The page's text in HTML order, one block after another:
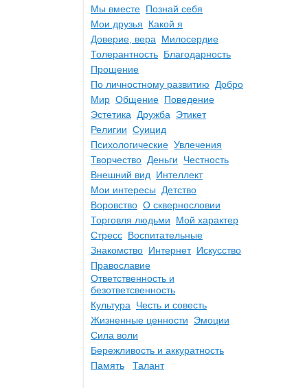
Мы вместе Познай себя
Мои друзья
Какой я
Доверие, вера
Милосердие
Толерантность Благодарность
Прощение
По личностному развитию
Добро
Мир Общение Поведение
Эстетика
Дружба
Этикет
Религии Суицид
Психологические Увлечения
Творчество Деньги
Честность
Внешний вид
Интеллект
Мои интересы
Детство
Воровство О сквернословии
Торговля людьми
Мой характер
Стресс Воспитательные
Знакомство Интернет Искусство
Православие
Ответственность и
безответсвенность
Культура
Честь и совесть
Жизненные ценности
Эмоции
Сила воли
Бережливость и аккуратность
Память
Талант